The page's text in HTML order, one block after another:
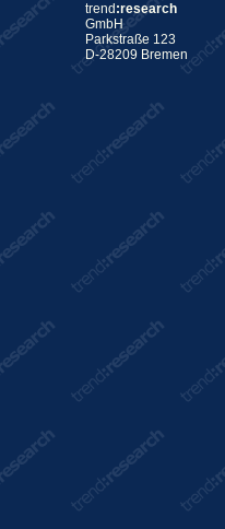
trend :research
GmbH
Parkstraße 123
D-28209 Bremen